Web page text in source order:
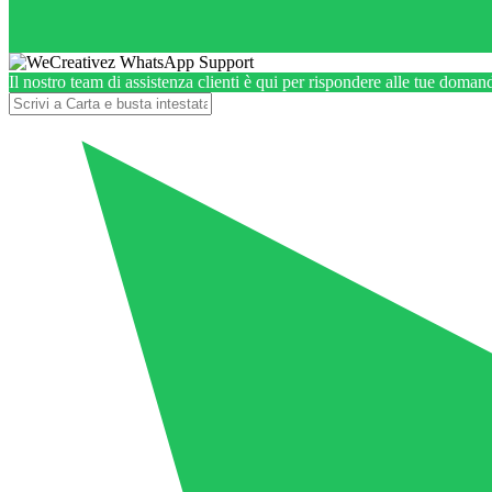
Il nostro team di assistenza clienti è qui per rispondere alle tue